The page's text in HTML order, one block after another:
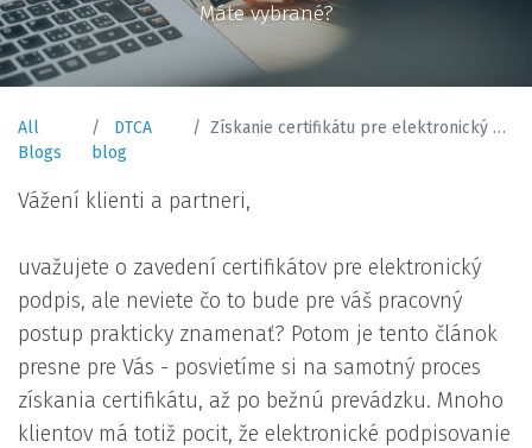
Máte vybrané?
All
Blogs
DTCA
blog
Získanie certifikátu pre elektronický podpis
Vážení klienti a partneri,
uvažujete o zavedení certifikátov pre elektronický
podpis, ale neviete čo to bude pre váš pracovný
postup prakticky znamenať? Potom je tento článok
presne pre Vás - posvietíme si na samotný proces
získania certifikátu, až po bežnú prevádzku. Mnoho
klientov má totiž pocit, že elektronické podpisovanie